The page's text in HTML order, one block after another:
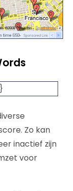
Zo kan
inactief zijn
voor